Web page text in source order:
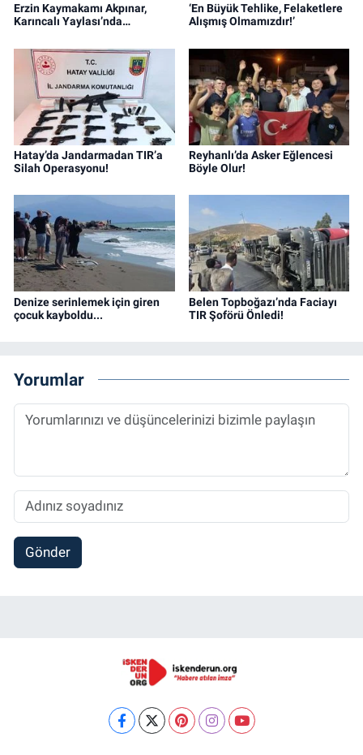
Erzin Kaymakamı Akpınar,
Karıncalı Yaylası’nda…
‘En Büyük Tehlike, Felaketlere
Alışmış Olmamızdır!’
Hatay’da Jandarmadan TIR’a
Silah Operasyonu!
Reyhanlı’da Asker Eğlencesi
Böyle Olur!
Denize serinlemek için giren
çocuk kayboldu...
Belen Topboğazı’nda Faciayı
TIR Şoförü Önledi!
Yorumlar
Gönder